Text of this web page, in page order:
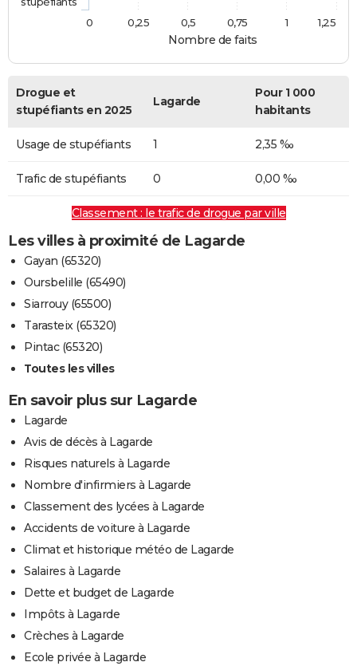
Nombre de faits
0
1
0,25 0,5 0,75 1,25
Drogue et
stupéfiants en 2025
Lagarde
Pour 1 000
habitants
Usage de stupéfiants 1 2,35 ‰
Trafic de stupéfiants 0 0,00 ‰
Classement : le trafic de drogue par ville
Les villes à proximité de Lagarde
Gayan (65320)
Oursbelille (65490)
Siarrouy (65500)
Tarasteix (65320)
Pintac (65320)
Toutes les villes
En savoir plus sur Lagarde
Lagarde
Avis de décès à Lagarde
Risques naturels à Lagarde
Nombre d'infirmiers à Lagarde
Classement des lycées à Lagarde
Accidents de voiture à Lagarde
Climat et historique météo de Lagarde
Salaires à Lagarde
Dette et budget de Lagarde
Impôts à Lagarde
Crèches à Lagarde
Ecole privée à Lagarde